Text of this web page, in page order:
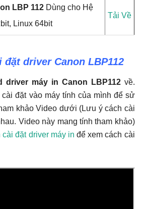
LBP 112 Dùng cho Hệ
Linux 64bit
Tải Về
đặt driver Canon LBP112
driver máy in Canon LBP112 về.
đặt vào máy tính của mình để sử
khảo Video dưới (Lưu ý cách cài
Video này mang tính tham khảo)
cài đặt driver máy in để xem cách cài